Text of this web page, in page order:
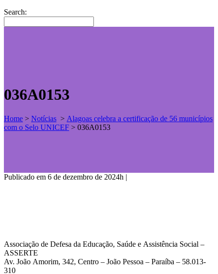
Search:
036A0153
Home > Notícias > Alagoas celebra a certificação de 56 municípios
com o Selo UNICEF > 036A0153
Publicado em 6 de dezembro de 2024h |
Associação de Defesa da Educação, Saúde e Assistência Social –
ASSERTE
Av. João Amorim, 342, Centro – João Pessoa – Paraíba – 58.013-
310